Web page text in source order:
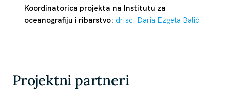
Koordinatorica projekta na Institutu za
oceanografiju i ribarstvo: dr.sc. Daria Ezgeta Balić
Projektni partneri